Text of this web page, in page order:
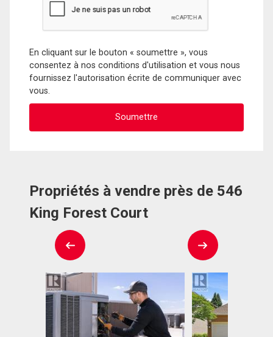
En cliquant sur le bouton « soumettre », vous
consentez à nos conditions d'utilisation et vous nous
fournissez l'autorisation écrite de communiquer avec
vous.
Propriétés à vendre près de 546
King Forest Court